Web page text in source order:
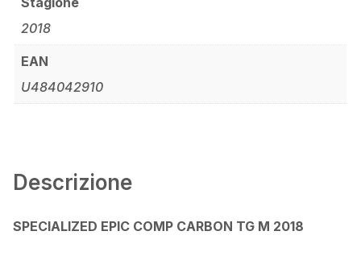
2018
EAN
U484042910
Descrizione
SPECIALIZED EPIC COMP CARBON TG M 2018